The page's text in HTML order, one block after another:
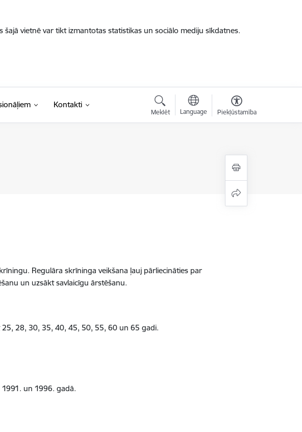
vietnē var tikt izmantotas statistikas un sociālo mediju sīkdatnes.
Kontakti
Meklēt Language Piekļūstamība
Regulāra skrīninga veikšana ļauj pārliecināties par
un uzsākt savlaicīgu ārstēšanu.
25, 28, 30, 35, 40, 45, 50, 55, 60 un 65 gadi.
un 1996. gadā.